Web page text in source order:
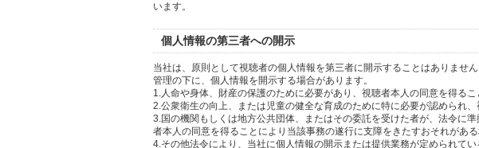
います。
個人情報の第三者への開示
当社は、原則として視聴者の個人情報を第三者に開示することはありませ
管理の下に、個人情報を開示する場合があります。
1.人命や身体、財産の保護のために必要があり、視聴者本人の同意を得るこ
2.公衆衛生の向上、または児童の健全な育成のために特に必要が認められ
3.国の機関もしくは地方公共団体、またはその委託を受けた者が、法令に
者本人の同意を得ることにより当該事務の遂行に支障をきたすおそれがある
4.その他法令により、当社に個人情報の開示または提供業務が定められてい